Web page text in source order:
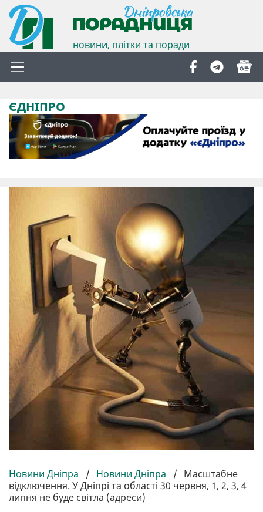
новини, плітки та поради
ЄДНІПРО
Новини Дніпра / Новини Дніпра / Масштабне
відключення. У Дніпрі та області 30 червня, 1, 2, 3, 4
липня не буде світла (адреси)